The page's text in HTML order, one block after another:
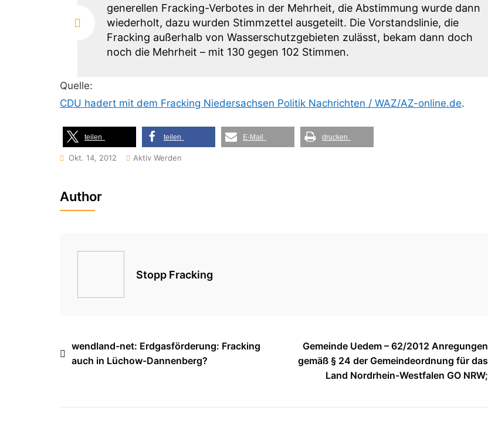
generellen Fracking-Verbotes in der Mehrheit, die Abstimmung wurde dann
wiederholt, dazu wurden Stimmzettel ausgeteilt. Die Vorstandslinie, die
Fracking außerhalb von Wasserschutzgebieten zulässt, bekam dann doch
noch die Mehrheit – mit 130 gegen 102 Stimmen.
Quelle:
CDU hadert mit dem Fracking Niedersachsen Politik Nachrichten / WAZ/AZ-online.de.
teilen teilen E-Mail drucken
Okt. 14, 2012 Aktiv Werden
Author
Stopp Fracking
Beitragsnavigation
wendland-net: Erdgasförderung: Fracking
auch in Lüchow-Dannenberg?
Gemeinde Uedem – 62/2012 Anregungen
gemäß § 24 der Gemeindeordnung für das
Land Nordrhein-Westfalen GO NRW;